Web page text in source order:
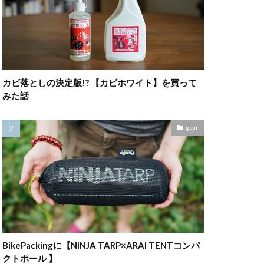
カビ落としの決定版!? 【カビホワイト】を買って
みた話
gear
BikePackingに【NINJA TARP×ARAI TENTコンパ
クトポール 】